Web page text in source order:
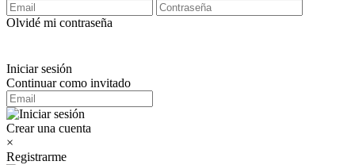
Olvidé mi contraseña
Iniciar sesión
Continuar como invitado
Crear una cuenta
×
Registrarme